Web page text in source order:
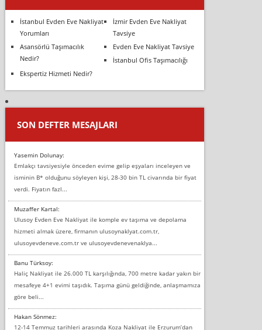
İstanbul Evden Eve Nakliyat
Yorumları
İzmir Evden Eve Nakliyat
Tavsiye
Asansörlü Taşımacılık
Nedir?
Evden Eve Nakliyat Tavsiye
İstanbul Ofis Taşımacılığı
Ekspertiz Hizmeti Nedir?
SON DEFTER MESAJLARI
Yasemin Dolunay:
Emlakçı tavsiyesiyle önceden evime gelip eşyaları inceleyen ve
isminin B* olduğunu söyleyen kişi, 28-30 bin TL civarında bir fiyat
verdi. Fiyatın fazl...
Muzaffer Kartal:
Ulusoy Evden Eve Nakliyat ile komple ev taşıma ve depolama
hizmeti almak üzere, firmanın ulusoynaklyat.com.tr,
ulusoyevdeneve.com.tr ve ulusoyevdenevenaklya...
Banu Türksoy:
Haliç Nakliyat ile 26.000 TL karşılığında, 700 metre kadar yakın bir
mesafeye 4+1 evimi taşıdık. Taşıma günü geldiğinde, anlaşmamıza
göre beli...
Hakan Sönmez:
12-14 Temmuz tarihleri arasında Koza Nakliyat ile Erzurum’dan